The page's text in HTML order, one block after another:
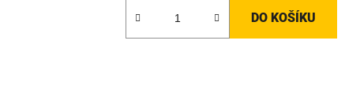
DO KOŠÍKU